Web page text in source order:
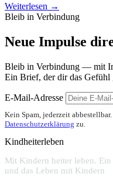
Weiterlesen →
Bleib in Verbindung
Neue Impulse
Bleib in Verbindung — mit
Ein Brief, der dir das
E-Mail-Adresse
Kein Spam, jederzeit
Datenschutzerklärung zu.
Kindheiterleben
Mit Kindern heiter leben.
und das Leben mit Kindern